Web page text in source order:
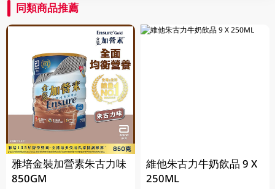
同類商品推薦
雅培金裝加營素朱古力味
850GM
維他朱古力牛奶飲品 9 X
250ML